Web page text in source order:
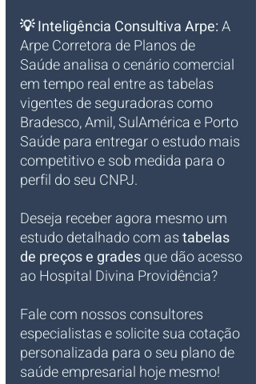
💡 Inteligência Consultiva Arpe: A
Arpe Corretora de Planos de
Saúde analisa o cenário comercial
em tempo real entre as tabelas
vigentes de seguradoras como
Bradesco, Amil, SulAmérica e Porto
Saúde para entregar o estudo mais
competitivo e sob medida para o
perfil do seu CNPJ.
Deseja receber agora mesmo um
estudo detalhado com as tabelas
de preços e grades que dão acesso
ao Hospital Divina Providência?
Fale com nossos consultores
especialistas e solicite sua cotação
personalizada para o seu plano de
saúde empresarial hoje mesmo!